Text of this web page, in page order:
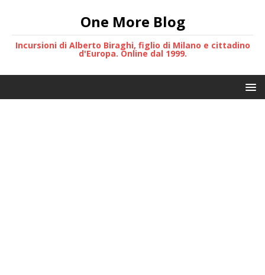
One More Blog
Incursioni di Alberto Biraghi, figlio di Milano e cittadino
d'Europa. Online dal 1999.